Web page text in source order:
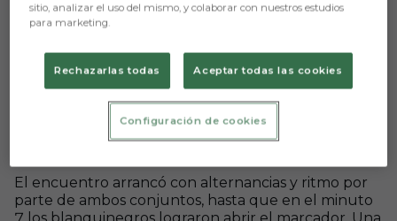
Partido competido en la Ciudad Deportiva de
Castañares, donde el Burgos CF B y el Real Oviedo
Vetusta protagonizaron un auténtico tira y afloja
desde el pitido inicial, propio de un duelo exigente
El encuentro arrancó con alternancias y ritmo por
parte de ambos conjuntos, hasta que en el minuto
sitio, analizar el uso del mismo, y colaborar con nuestros estudios
para marketing.
Rechazarlas todas Aceptar todas las cookies
Configuración de cookies